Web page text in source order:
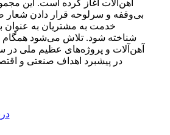
آهن‌آلات آغاز کرده است. این
بی‌وقفه و سرلوحه قرار دادن شعار
خدمت به مشتریان به عنوان
شناخته شود. تلاش می‌شود
آهن‌آلات و پروژه‌های عظیم ملی
در پیشبرد اهداف صنعتی و